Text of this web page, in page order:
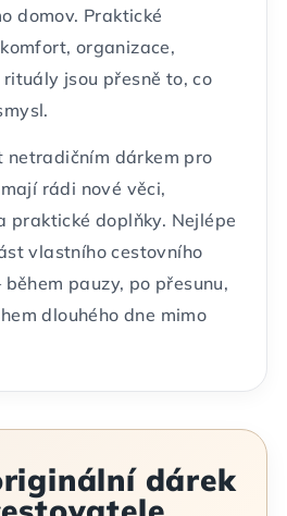
domov. Praktické
organizace,
jsou přesně to, co
netradičním dárkem pro
rádi nové věci,
praktické doplňky. Nejlépe
vlastního cestovního
pauzy, po přesunu,
dlouhého dne mimo
dárek